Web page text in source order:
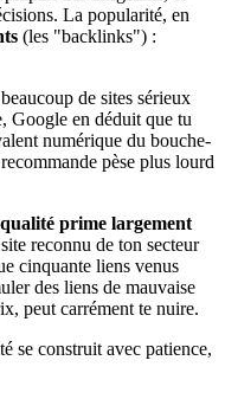
La popularité, en
(les "backlinks") :
de sites sérieux
Google en déduit que tu
numérique du bouche-
pèse plus lourd
prime largement
reconnu de ton secteur
cinquante liens venus
des liens de mauvaise
peut carrément te nuire.
se construit avec patience,